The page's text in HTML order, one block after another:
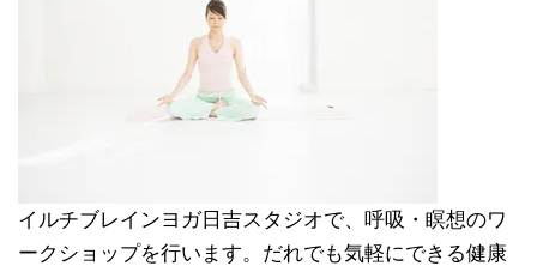
イルチブレインヨガ日吉スタジオで、呼吸・瞑想のワ
ークショップを行います。だれでも気軽にできる健康